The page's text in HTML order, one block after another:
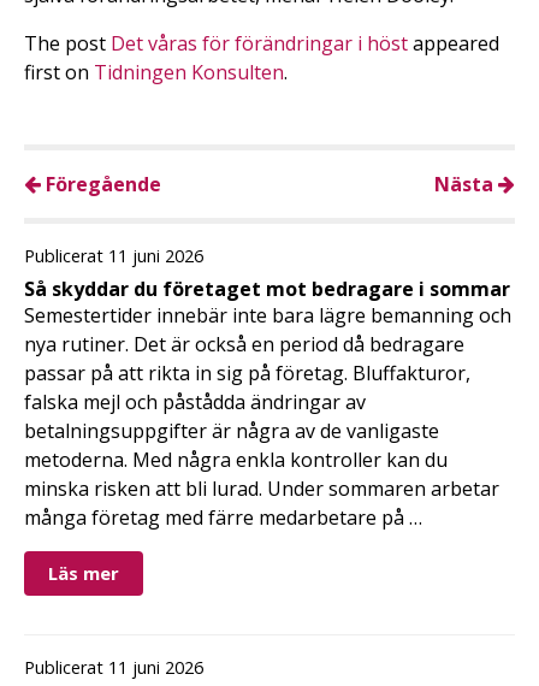
The post Det våras för förändringar i höstappeared
first on Tidningen Konsulten.
Föregående Nästa
Publicerat 11 juni 2026
Så skyddar du företaget mot bedragare i sommar
Semestertider innebär inte bara lägre bemanning och
nya rutiner. Det är också en period då bedragare
passar på att rikta in sig på företag. Bluffakturor,
falska mejl och påstådda ändringar av
betalningsuppgifter är några av de vanligaste
metoderna. Med några enkla kontroller kan du
minska risken att bli lurad. Under sommaren arbetar
många företag med färre medarbetare på …
Läs mer
Publicerat 11 juni 2026